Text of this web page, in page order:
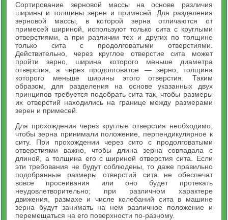
Сортирование зерновой массы на основе различия
ширины и толщины зерен и примесей. Для разделения
зерновой массы, в которой зерна отличаются от
примесей шириной, используют только сита с круглыми
отверстиями, а при различии тех и других по толщине
только сита с продолговатыми отверстиями.
Действительно, через круглое отверстие сита может
пройти зерно, ширина которого меньше диаметра
отверстия, а через продолговатое — зерно, толщина
которого меньше ширины этого отверстия. Таким
образом, для разделения на основе указанных двух
принципов требуется подобрать сита так, чтобы размеры
их отверстий находились на границе между размерами
зерен и примесей.
Для прохождения через круглые отверстия необходимо,
чтобы зерна принимали положение, перпендикулярное к
ситу. При прохождении через сито с продолговатыми
отверстиями важно, чтобы длина зерна совпадала с
длиной, а толщина его с шириной отверстия сита. Если
эти требования не будут соблюдены, то даже правильно
подобранные размеры отверстий сита не обеспечат
вовсе просеивания или оно будет протекать
неудовлетворительно; при различном характере
движения, размахе и числе колебаний сита в машине
зерна будут занимать на нем различное положение и
перемещаться на его поверхности по-разному.